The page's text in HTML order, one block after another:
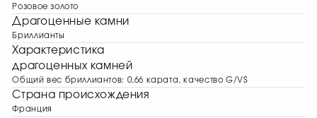
Розовое золото
Драгоценные камни
Бриллианты
Характеристика
драгоценных камней
Общий вес бриллиантов: 0,66 карата, качество G/VS
Страна происхождения
Франция